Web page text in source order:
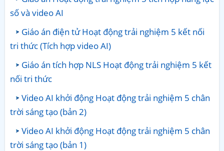
số và video AI
Giáo án điện tử Hoạt động trải nghiệm 5 kết nối
tri thức (Tích hợp video AI)
Giáo án tích hợp NLS Hoạt động trải nghiệm 5 kết
nối tri thức
Video AI khởi động Hoạt động trải nghiệm 5 chân
trời sáng tạo (bản 2)
Video AI khởi động Hoạt động trải nghiệm 5 chân
trời sáng tạo (bản 1)